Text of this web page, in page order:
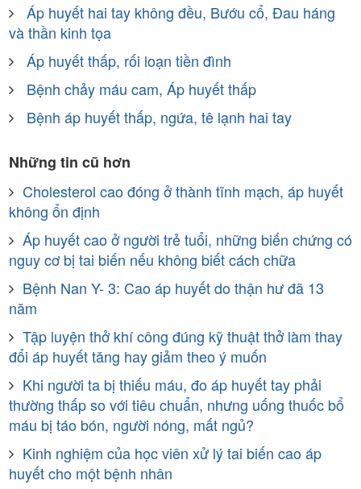
Áp huyết hai tay không đều, Bướu cổ, Đau háng
và thần kinh tọa
Áp huyết thấp, rối loạn tiền đình
Bệnh chảy máu cam, Áp huyết thấp
Bệnh áp huyết thấp, ngứa, tê lạnh hai tay
Những tin cũ hơn
Cholesterol cao đóng ở thành tĩnh mạch, áp huyết
không ổn định
Áp huyết cao ở người trẻ tuổi, những biến chứng có
nguy cơ bị tai biến nếu không biết cách chữa
Bệnh Nan Y- 3: Cao áp huyết do thận hư đã 13
năm
Tập luyện thở khí công đúng kỹ thuật thở làm thay
đổi áp huyết tăng hay giảm theo ý muốn
Khi người ta bị thiếu máu, đo áp huyết tay phải
thường thấp so với tiêu chuẩn, nhưng uống thuốc bổ
máu bị táo bón, người nóng, mất ngủ?
Kinh nghiệm của học viên xử lý tai biến cao áp
huyết cho một bệnh nhân